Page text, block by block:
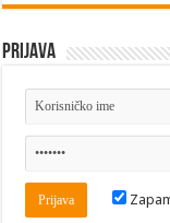
Prijava